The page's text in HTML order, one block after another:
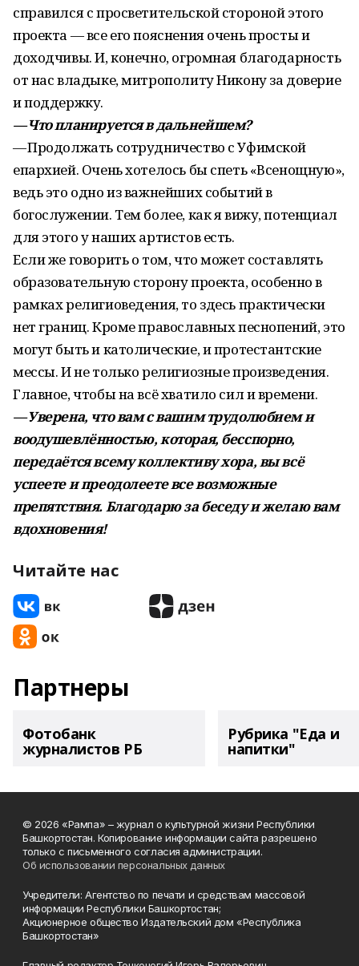
справился с просветительской стороной этого
проекта — все его пояснения очень просты и
доходчивы. И, конечно, огромная благодарность
от нас владыке, митрополиту Никону за доверие
и поддержку.
— Что планируется в дальнейшем?
— Продолжать сотрудничество с Уфимской
епархией. Очень хотелось бы спеть «Всенощную»,
ведь это одно из важнейших событий в
богослужении. Тем более, как я вижу, потенциал
для этого у наших артистов есть.
Если же говорить о том, что может составлять
образовательную сторону проекта, особенно в
рамках религиоведения, то здесь практически
нет границ. Кроме православных песнопений, это
могут быть и католические, и протестантские
мессы. И не только религиозные произведения.
Главное, чтобы на всё хватило сил и времени.
— Уверена, что вам с вашим трудолюбием и
воодушевлённостью, которая, бесспорно,
передаётся всему коллективу хора, вы всё
успеете и преодолеете все возможные
препятствия. Благодарю за беседу и желаю вам
вдохновения!
Читайте нас
Партнеры
Фотобанк
журналистов РБ
Рубрика "Еда и
напитки"
© 2026 «Рампа» – журнал о культурной жизни Республики
Башкортостан. Копирование информации сайта разрешено
только с письменного согласия администрации.
Об использовании персональных данных
Учредители: Агентство по печати и средствам массовой
информации Республики Башкортостан;
Акционерное общество Издательский дом «Республика
Башкортостан»